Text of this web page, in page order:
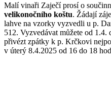
Malí vinaři Zaječí prosí o
velikonočního koštu. Žádají
lahve na vzorky vyzvedli u p.
512. Vyzvedávat můžete od
přivézt zpátky k p. Krčkovi
v úterý 8.4.2025 od 16 do 18